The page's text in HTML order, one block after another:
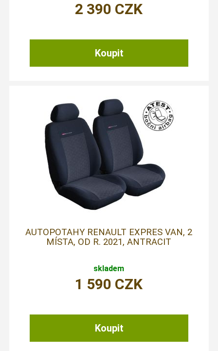
2 390 CZK
AUTOPOTAHY RENAULT EXPRES VAN, 2
MÍSTA, OD R. 2021, ANTRACIT
skladem
1 590 CZK